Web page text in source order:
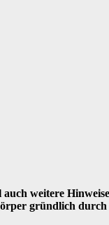
weitere
gründlich